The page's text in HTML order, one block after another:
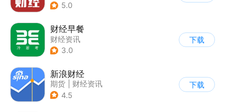
5.0
财经早餐
财经资讯
3.0
下载
新浪财经
期货
财经资讯
4.5
下载